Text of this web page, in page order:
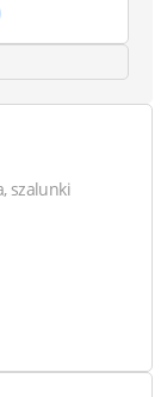
szalunki